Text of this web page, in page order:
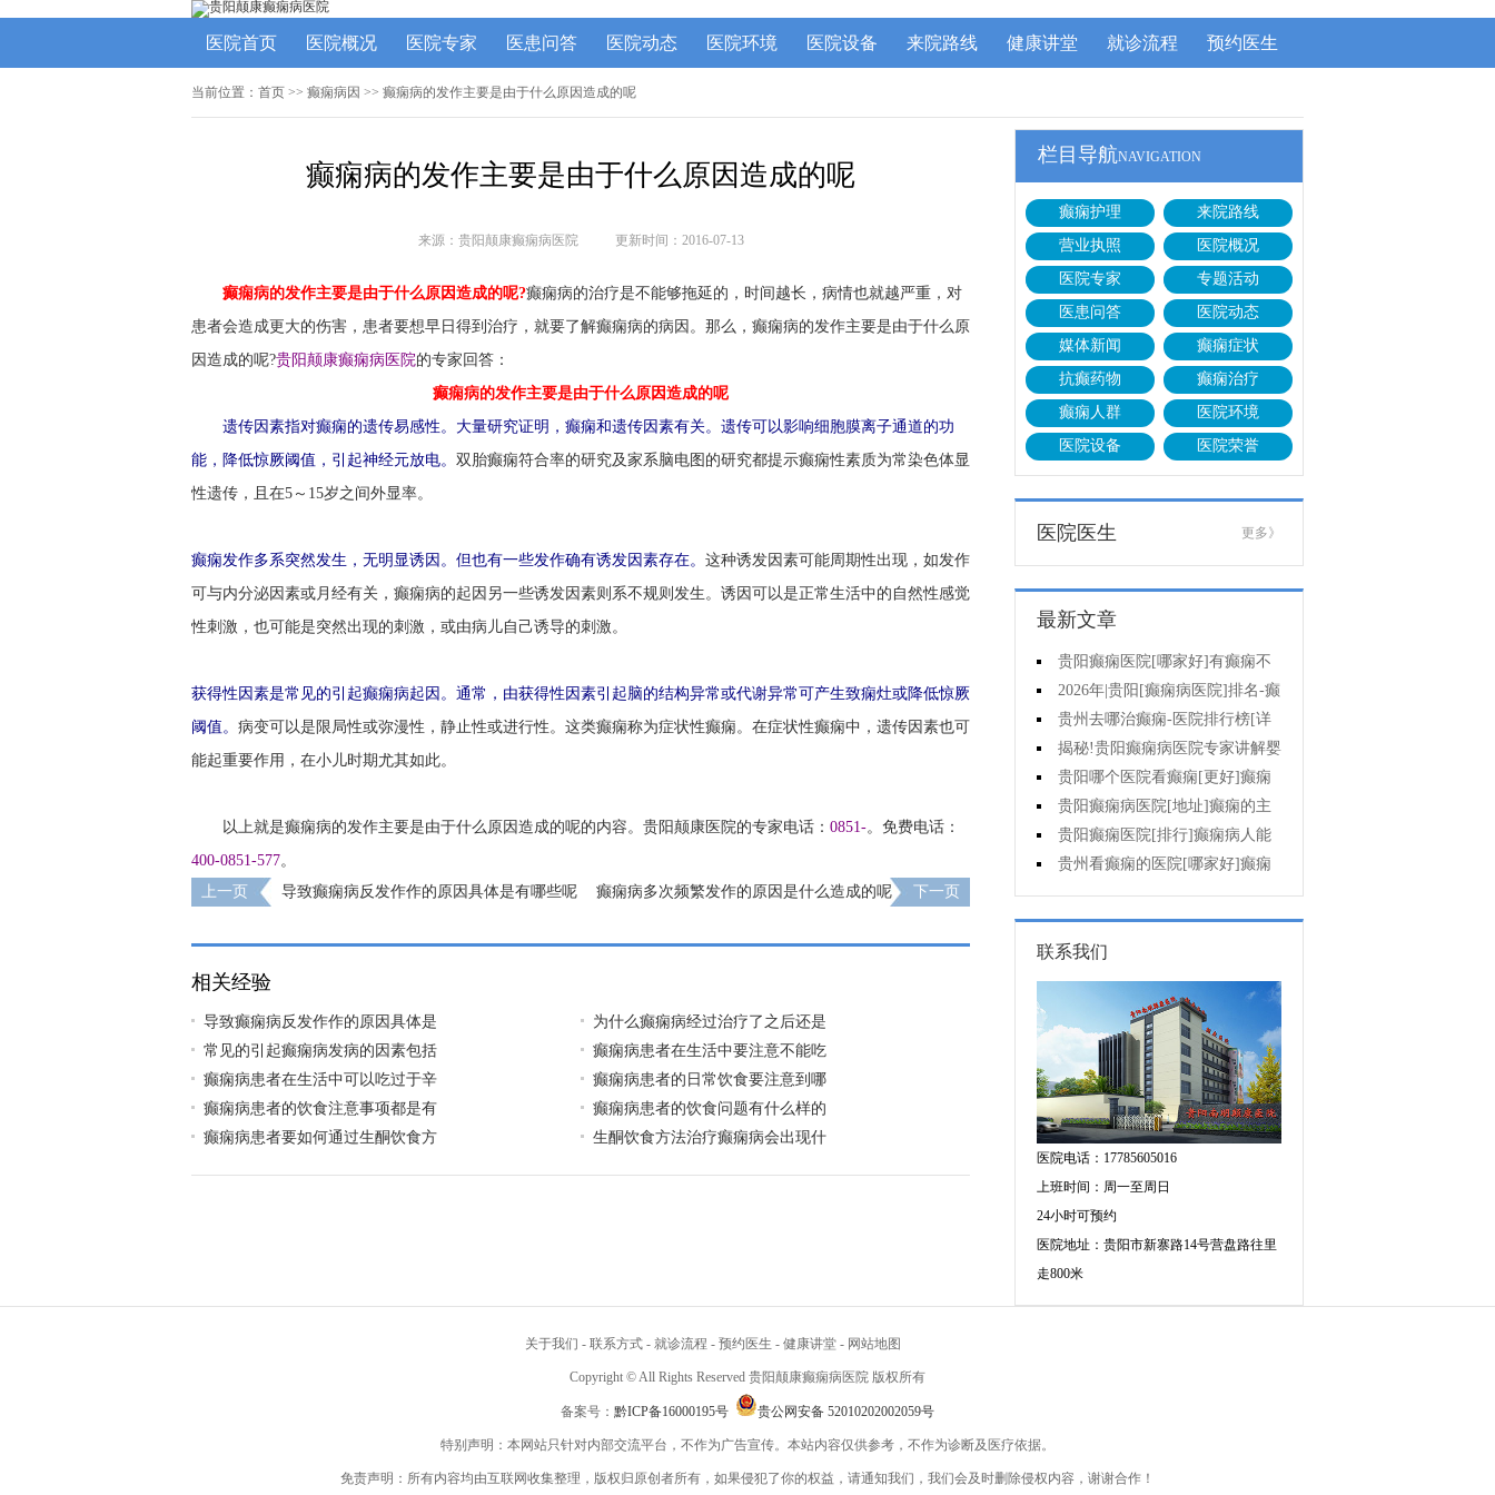
医院首页 医院概况 医院专家 医患问答 医院动态 医院环境 医院设备 来院路线 健康讲堂 就诊流程 预约医生
当前位置： 首页 >> 癫痫病因 >> 癫痫病的发作主要是由于什么原因造成的呢
癫痫病的发作主要是由于什么原因造成的呢
来源：贵阳颠康癫痫病医院 更新时间：2016-07-13
癫痫病的发作主要是由于什么原因造成的呢?癫痫病的治疗是不能够拖延的，时间越长，病情也就越严重，对
患者会造成更大的伤害，患者要想早日得到治疗，就要了解癫痫病的病因。那么，癫痫病的发作主要是由于什么原
因造成的呢?贵阳颠康癫痫病医院的专家回答：
癫痫病的发作主要是由于什么原因造成的呢
遗传因素指对癫痫的遗传易感性。大量研究证明，癫痫和遗传因素有关。遗传可以影响细胞膜离子通道的功
能，降低惊厥阈值，引起神经元放电。 双胎癫痫符合率的研究及家系脑电图的研究都提示癫痫性素质为常染色体显
性遗传，且在5～15岁之间外显率。
癫痫发作多系突然发生，无明显诱因。但也有一些发作确有诱发因素存在。 这种诱发因素可能周期性出现，如发作
可与内分泌因素或月经有关，癫痫病的起因另一些诱发因素则系不规则发生。诱因可以是正常生活中的自然性感觉
性刺激，也可能是突然出现的刺激，或由病儿自己诱导的刺激。
获得性因素是常见的引起癫痫病起因。通常，由获得性因素引起脑的结构异常或代谢异常可产生致痫灶或降低惊厥
阈值。 病变可以是限局性或弥漫性，静止性或进行性。这类癫痫称为症状性癫痫。在症状性癫痫中，遗传因素也可
能起重要作用，在小儿时期尤其如此。
以上就是癫痫病的发作主要是由于什么原因造成的呢的内容。贵阳颠康医院的专家电话： 0851-。免费电话：
400-0851-577。
上一页
导致癫痫病反发作作的原因具体是有哪些呢 癫痫病多次频繁发作的原因是什么造成的呢 下一页
相关经验
导致癫痫病反发作作的原因具体是
为什么癫痫病经过治疗了之后还是
常见的引起癫痫病发病的因素包括
癫痫病患者在生活中要注意不能吃
癫痫病患者在生活中可以吃过于辛
癫痫病患者的日常饮食要注意到哪
癫痫病患者的饮食注意事项都是有
癫痫病患者的饮食问题有什么样的
癫痫病患者要如何通过生酮饮食方
生酮饮食方法治疗癫痫病会出现什
栏目导航NAVIGATION
癫痫护理
来院路线
营业执照
医院概况
医院专家
专题活动
医患问答
医院动态
媒体新闻
癫痫症状
抗癫药物
癫痫治疗
癫痫人群
医院环境
医院设备
医院荣誉
医院医生 更多》
最新文章
贵阳癫痫医院[哪家好]有癫痫不
能吃什么?
2026年|贵阳[癫痫病医院]排名-癫
痫病人检查对身体有影响吗?
贵州去哪治癫痫-医院排行榜[详
细排名]癫痫会导致病人精神失常
吗?
揭秘!贵阳癫痫病医院专家讲解婴
儿为什么会得癫痫呢
贵阳哪个医院看癫痫[更好]癫痫
发作有什么症状表现?
贵阳癫痫病医院[地址]癫痫的主
要症状是什么?
贵阳癫痫医院[排行]癫痫病人能
熬夜吗?
贵州看癫痫的医院[哪家好]癫痫
的三大类原因?
联系我们
医院电话：17785605016
上班时间：周一至周日
24小时可预约
医院地址：贵阳市新寨路14号营盘路往里
走800米
关于我们 - 联系方式 - 就诊流程 - 预约医生 - 健康讲堂 - 网站地图
Copyright © All Rights Reserved 贵阳颠康癫痫病医院 版权所有
备案号： 黔ICP备16000195号 贵公网安备 52010202002059号
特别声明：本网站只针对内部交流平台，不作为广告宣传。本站内容仅供参考，不作为诊断及医疗依据。
免责声明：所有内容均由互联网收集整理，版权归原创者所有，如果侵犯了你的权益，请通知我们，我们会及时删除侵权内容，谢谢合作！